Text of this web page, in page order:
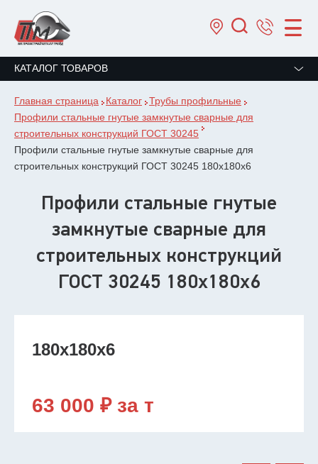
КАТАЛОГ ТОВАРОВ
Главная страница Каталог
Трубы профильные
Профили стальные гнутые замкнутые сварные для
строительных конструкций ГОСТ 30245
Профили стальные гнутые замкнутые сварные для
строительных конструкций ГОСТ 30245 180х180х6
Профили стальные гнутые
замкнутые сварные для
строительных конструкций
ГОСТ 30245 180х180х6
180х180х6
63 000 ₽ за т